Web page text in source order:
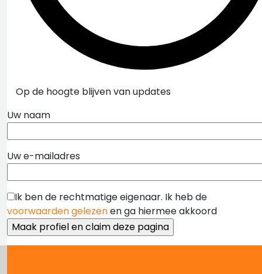
Op de hoogte blijven van updates
Uw naam
Uw e-mailadres
Ik ben de rechtmatige eigenaar. Ik heb de
voorwaarden gelezenen ga hiermee akkoord